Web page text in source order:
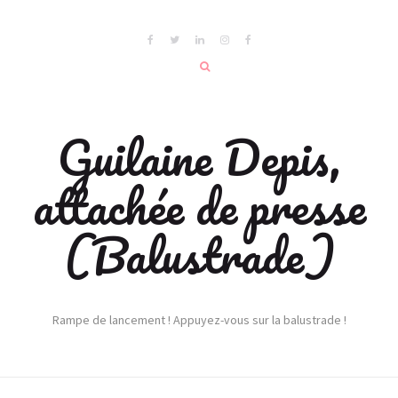
Guilaine Depis,
attachée de presse
(Balustrade)
Rampe de lancement ! Appuyez-vous sur la balustrade !